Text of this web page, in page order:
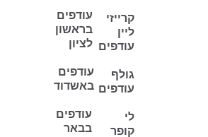
קרייזי
ליין
עודפים
גולף
עודפים
לי
קופר
עודפים
בראשון
לציון
עודפים
באשדוד
עודפים
בבאר